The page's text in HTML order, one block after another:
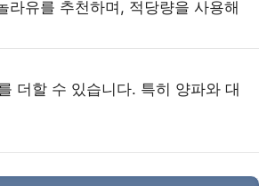
라유를 추천하며, 적당량을 사용해
더할 수 있습니다. 특히 양파와 대